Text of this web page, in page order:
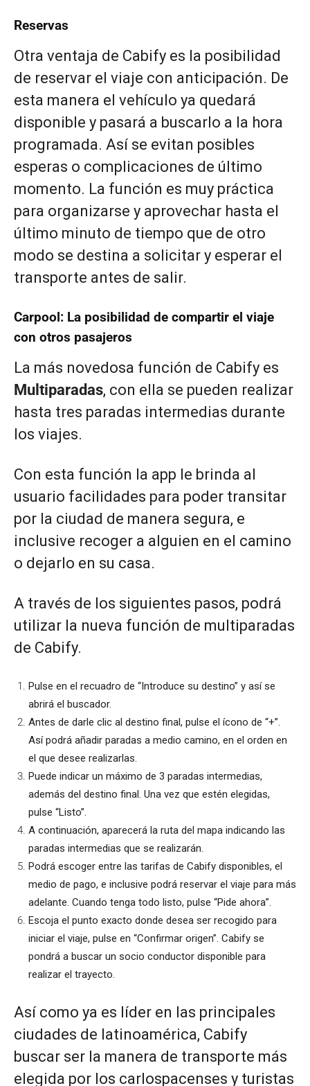
Reservas
Otra ventaja de Cabify es la posibilidad
de reservar el viaje con anticipación. De
esta manera el vehículo ya quedará
disponible y pasará a buscarlo a la hora
programada. Así se evitan posibles
esperas o complicaciones de último
momento. La función es muy práctica
para organizarse y aprovechar hasta el
último minuto de tiempo que de otro
modo se destina a solicitar y esperar el
transporte antes de salir.
Carpool: La posibilidad de compartir el viaje
con otros pasajeros
La más novedosa función de Cabify es
Multiparadas, con ella se pueden realizar
hasta tres paradas intermedias durante
los viajes.
Con esta función la app le brinda al
usuario facilidades para poder transitar
por la ciudad de manera segura, e
inclusive recoger a alguien en el camino
o dejarlo en su casa.
A través de los siguientes pasos, podrá
utilizar la nueva función de multiparadas
de Cabify.
Pulse en el recuadro de “Introduce su destino” y así se
abrirá el buscador.
Antes de darle clic al destino final, pulse el ícono de “+”.
Así podrá añadir paradas a medio camino, en el orden en
el que desee realizarlas.
Puede indicar un máximo de 3 paradas intermedias,
además del destino final. Una vez que estén elegidas,
pulse “Listo”.
A continuación, aparecerá la ruta del mapa indicando las
paradas intermedias que se realizarán.
Podrá escoger entre las tarifas de Cabify disponibles, el
medio de pago, e inclusive podrá reservar el viaje para más
adelante. Cuando tenga todo listo, pulse “Pide ahora”.
Escoja el punto exacto donde desea ser recogido para
iniciar el viaje, pulse en “Confirmar origen”. Cabify se
pondrá a buscar un socio conductor disponible para
realizar el trayecto.
Así como ya es líder en las principales
ciudades de latinoamérica, Cabify
buscar ser la manera de transporte más
elegida por los carlospacenses y turistas